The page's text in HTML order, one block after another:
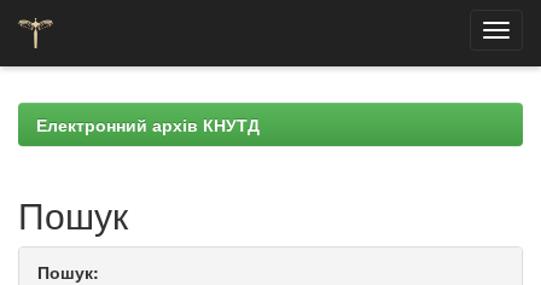
navigationЕлектронний архів КНУТД
Пошук
Пошук: